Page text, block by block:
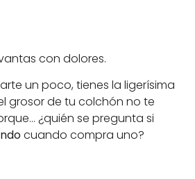
con dolores.
un poco, tienes la ligerísima
grosor de tu colchón no te
¿quién se pregunta si
cuando compra uno?